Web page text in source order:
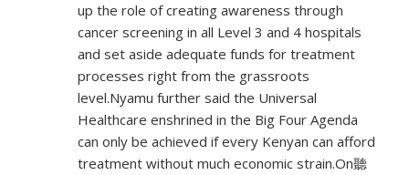
up the role of creating awareness through
cancer screening in all Level 3 and 4 hospitals
and set aside adequate funds for treatment
processes right from the grassroots
level.Nyamu further said the Universal
Healthcare enshrined in the Big Four Agenda
can only be achieved if every Kenyan can afford
treatment without much economic strain.On聽